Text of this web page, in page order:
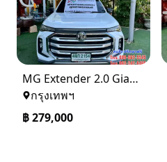
MG Extender 2.0 Giant Cab C ปี 2024
กรุงเทพฯ
฿279,000